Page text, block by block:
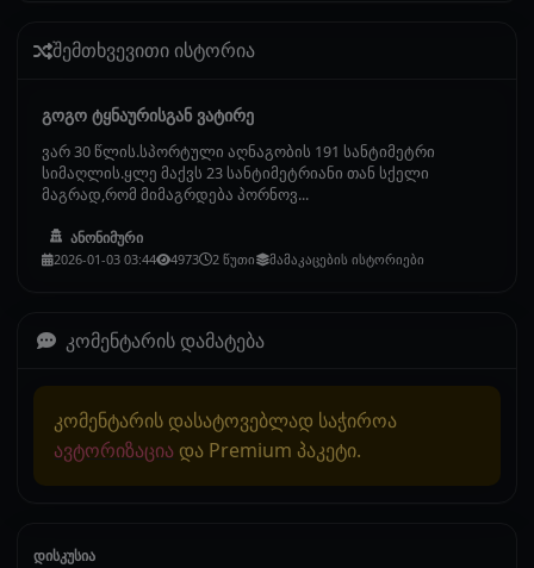
შემთხვევითი ისტორია
გოგო ტყნაურისგან ვატირე
ვარ 30 წლის.სპორტული აღნაგობის 191 სანტიმეტრი
სიმაღლის.ყლე მაქვს 23 სანტიმეტრიანი თან სქელი
მაგრად,რომ მიმაგრდება პორნოვ...
ანონიმური
2026-01-03 03:44 4973 2 წუთი მამაკაცების ისტორიები
კომენტარის დამატება
კომენტარის დასატოვებლად საჭიროა
ავტორიზაცია და Premium პაკეტი.
დისკუსია